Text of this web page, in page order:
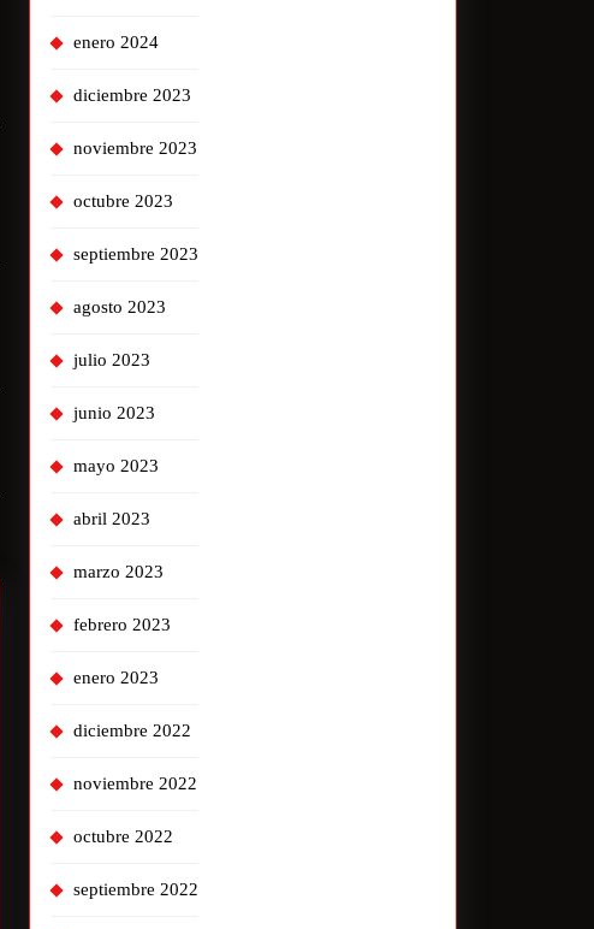
enero 2024
diciembre 2023
noviembre 2023
octubre 2023
septiembre 2023
agosto 2023
julio 2023
junio 2023
mayo 2023
abril 2023
marzo 2023
febrero 2023
enero 2023
diciembre 2022
noviembre 2022
octubre 2022
septiembre 2022